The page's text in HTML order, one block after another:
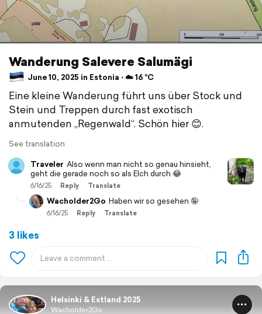
Wanderung Salevere Salumägi
June 10, 2025 in Estonia ⋅ ☁️ 16 °C
Eine kleine Wanderung führt uns über Stock und
Stein und Treppen durch fast exotisch
anmutenden „Regenwald“. Schön hier 😊.
See translation
Traveler Also wenn man nicht so genau hinsieht,
geht die gerade noch so als Elch durch 😂
6/16/25 Reply Translate
Wacholder2Go Haben wir so gesehen 🤪
6/16/25 Reply Translate
3 likes
Helsinki & Estland 2025
Wacholder2Go